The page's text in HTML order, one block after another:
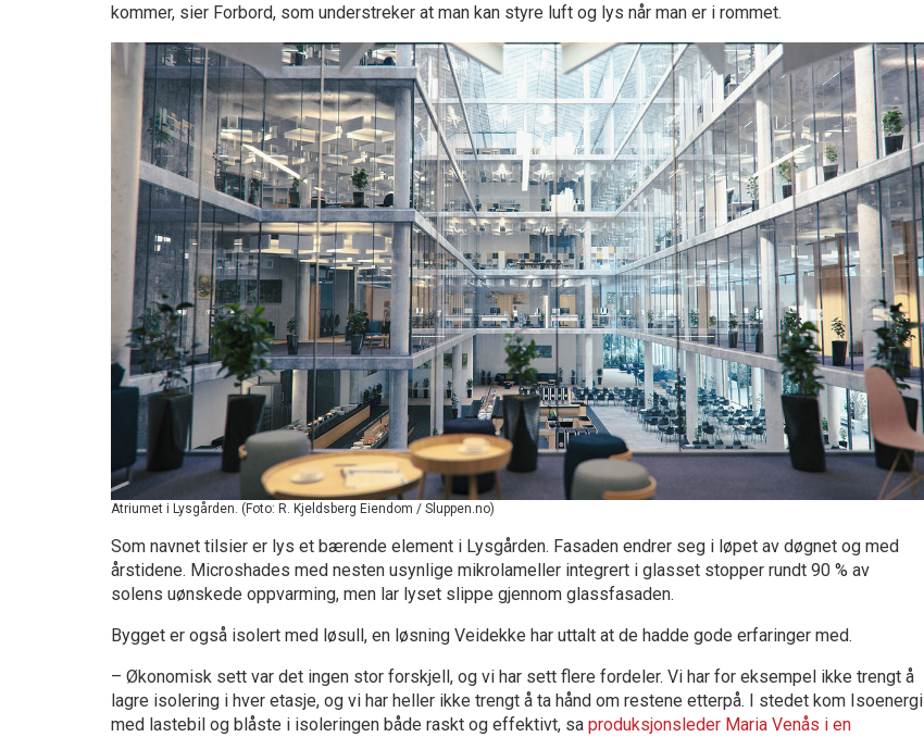
kommer, sier Forbord, som understreker at man kan styre luft og lys når man er i rommet.
Atriumet i Lysgården. (Foto: R. Kjeldsberg Eiendom / Sluppen.no)
Som navnet tilsier er lys et bærende element i Lysgården. Fasaden endrer seg i løpet av døgnet og med
årstidene. Microshades med nesten usynlige mikrolameller integrert i glasset stopper rundt 90 % av
solens uønskede oppvarming, men lar lyset slippe gjennom glassfasaden.
Bygget er også isolert med løsull, en løsning Veidekke har uttalt at de hadde gode erfaringer med.
– Økonomisk sett var det ingen stor forskjell, og vi har sett flere fordeler. Vi har for eksempel ikke trengt å
lagre isolering i hver etasje, og vi har heller ikke trengt å ta hånd om restene etterpå. I stedet kom Isoenergi
med lastebil og blåste i isoleringen både raskt og effektivt, sa produksjonsleder Maria Venås i en